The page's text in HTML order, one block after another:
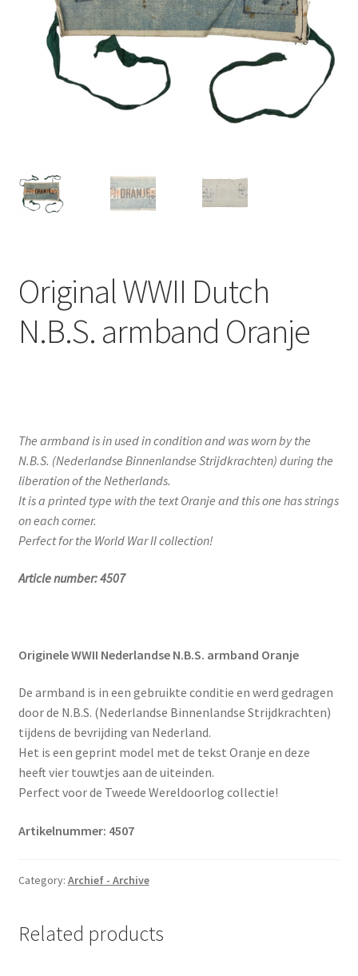
Original WWII Dutch
N.B.S. armband Oranje
The armband is in used in condition and was worn by the
N.B.S. (Nederlandse Binnenlandse Strijdkrachten) during the
liberation of the Netherlands.
It is a printed type with the text Oranje and this one has strings
on each corner.
Perfect for the World War II collection!
Article number: 4507
Originele WWII Nederlandse N.B.S. armband Oranje
De armband is in een gebruikte conditie en werd gedragen
door de N.B.S. (Nederlandse Binnenlandse Strijdkrachten)
tijdens de bevrijding van Nederland.
Het is een geprint model met de tekst Oranje en deze
heeft vier touwtjes aan de uiteinden.
Perfect voor de Tweede Wereldoorlog collectie!
Artikelnummer: 4507
Category: Archief - Archive
Related products